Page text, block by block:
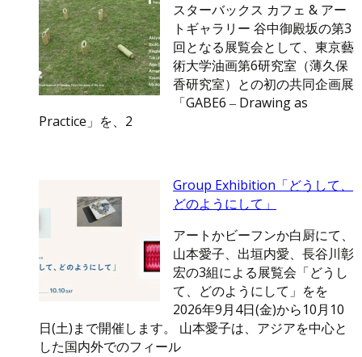
スターバックス カフェ & アー
トギャラリー 谷中御殿坂の第3
回となる展覧会として、東京藝
術大学油画第6研究室（薄久保
香研究室）との初の共同企画展
「GABE6 ‒ Drawing as
Practice」を、2
Group Exhibition「どうして、
どのようにして」
アートかビーフンか白厨にて、
山本愛子、出垣内愛、長谷川彰
宏の3組による展覧会「どうし
て、どのようにして」をを
2026年9月4日(金)から10月10
日(土)まで開催します。 山本愛子は、アジアを中心と
した国内外でのフィール